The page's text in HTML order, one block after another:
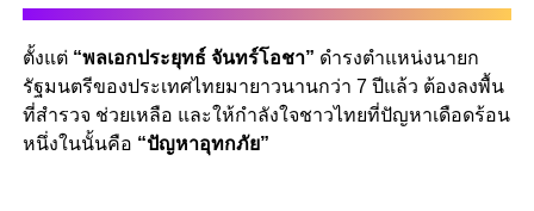
ตั้งแต่ “พลเอกประยุทธ์ จันทร์โอชา” ดำรงตำแหน่งนายก
รัฐมนตรีของประเทศไทยมายาวนานกว่า 7 ปีแล้ว ต้องลงพื้น
ที่สำรวจ ช่วยเหลือ และให้กำลังใจชาวไทยที่ปัญหาเดือดร้อน
หนึ่งในนั้นคือ “ปัญหาอุทกภัย”